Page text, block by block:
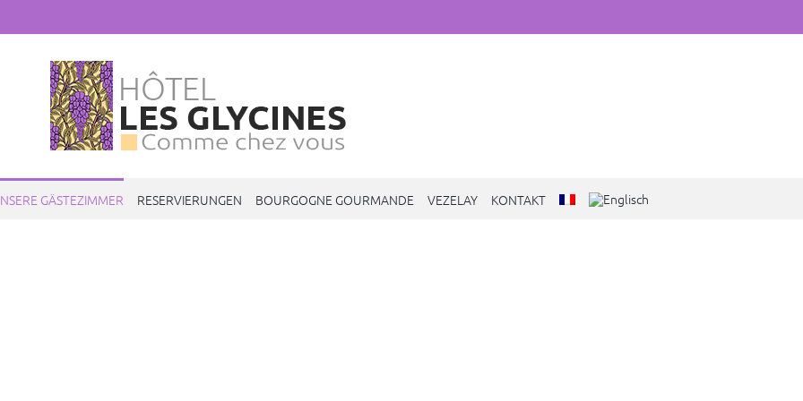
GÄSTEZIMMER RESERVIERUNGEN BOURGOGNE GOURMANDE VEZELAY KONTAKT